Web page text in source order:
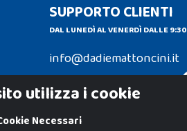
SUPPORTO CLIENTI
DAL LUNEDÌ AL VENERDÌ DALLE
info@dadiemattoncini.it
Contattaci su Whatsapp
utilizza i cookie
Necessari